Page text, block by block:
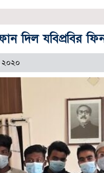
দিল যবিপ্রবির
২০২০